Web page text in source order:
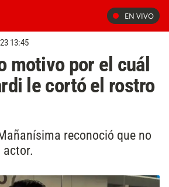
EN VIVO
13:45
motivo por el cuál
le cortó el rostro
reconoció que no
actor.